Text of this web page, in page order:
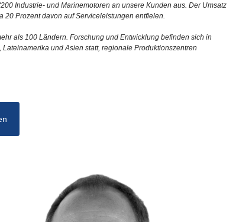
Industrie- und Marinemotoren an unsere Kunden aus. Der Umsatz
20 Prozent davon auf Serviceleistungen entfielen.
als 100 Ländern. Forschung und Entwicklung befinden sich in
und Asien statt, regionale Produktionszentren